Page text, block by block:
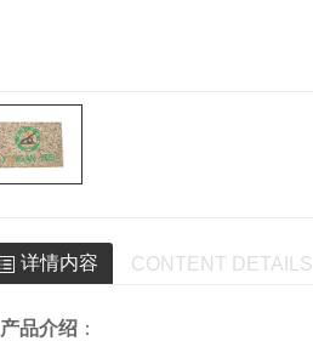
详情内容 CONTENT DETAILS
产品介绍 ：